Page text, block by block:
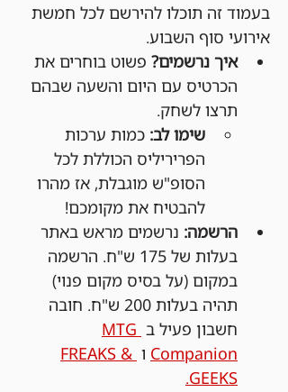
בעמוד זה תוכלו להירשם לכל חמשת
אירועי סוף השבוע.
איך נרשמים? פשוט בוחרים את
הכרטיס עם היום והשעה שבהם
תרצו לשחק.
שימו לב: כמות ערכות
הפריריליס הכוללת לכל
הסופ"ש מוגבלת, אז מהרו
להבטיח את מקומכם!
הרשמה: נרשמים מראש באתר
בעלות של 175 ש"ח. הרשמה
במקום (על בסיס מקום פנוי)
תהיה בעלות 200 ש"ח. חובה
חשבון פעיל ב MTG
Companion ו FREAKS &
GEEKS.